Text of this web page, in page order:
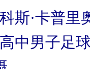
斯·卡普里
中男子足